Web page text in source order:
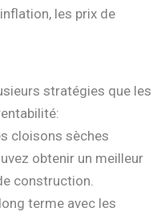
les prix de
stratégies que les
cloisons sèches
obtenir un meilleur
construction.
terme avec les